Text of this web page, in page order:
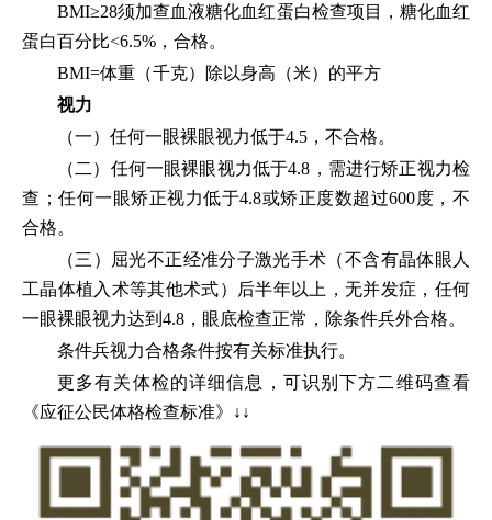
BMI≥28须加查血液糖化血红蛋白检查项目，糖化血红
蛋白百分比<6.5%，合格。
BMI=体重（千克）除以身高（米）的平方
视力
（一）任何一眼裸眼视力低于4.5，不合格。
（二）任何一眼裸眼视力低于4.8，需进行矫正视力检
查；任何一眼矫正视力低于4.8或矫正度数超过600度，不
合格。
（三）屈光不正经准分子激光手术（不含有晶体眼人
工晶体植入术等其他术式）后半年以上，无并发症，任何
一眼裸眼视力达到4.8，眼底检查正常，除条件兵外合格。
条件兵视力合格条件按有关标准执行。
更多有关体检的详细信息，可识别下方二维码查看
《应征公民体格检查标准》↓↓